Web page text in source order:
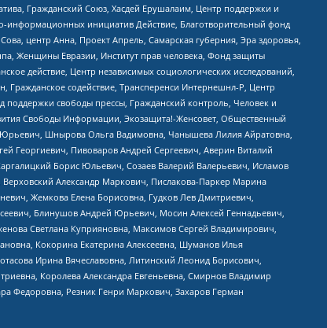
Гражданский Союз, Хасдей Ерушалаим, Центр поддержки и
информационных инициатив Действие, Благотворительный фонд
центр Анна, Проект Апрель, Самарская губерния, Эра здоровья,
Женщины Евразии, Институт прав человека, Фонд защиты
действие, Центр независимых социологических исследований,
содействие, Трансперенси Интернешнл-Р, Центр
свободы прессы, Гражданский контроль, Человек и
Свободы Информации, Экозащита!-Женсовет, Общественный
Юрьевич, Шнырова Ольга Вадимовна, Чанышева Лилия Айратовна,
Георгиевич, Пивоваров Андрей Сергеевич, Аверин Виталий
Борис Юльевич, Созаев Валерий Валерьевич, Исламов
Александр Маркович, Пислакова-Паркер Марина
Жемкова Елена Борисовна, Гудков Лев Дмитриевич,
Блинушов Андрей Юрьевич, Мосин Алексей Геннадьевич,
Светлана Куприяновна, Максимов Сергей Владимирович,
Кокорина Екатерина Алексеевна, Шуманов Илья
Ирина Вячеславовна, Литинский Леонид Борисович,
Королева Александра Евгеньевна, Смирнов Владимир
Федоровна, Резник Генри Маркович, Захаров Герман